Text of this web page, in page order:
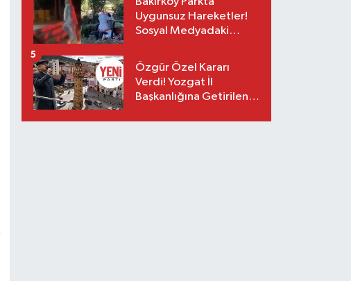
Uygunsuz Hareketler!
Sosyal Medyadaki
Gözaltı
Özgür Özel Kararı
Verdi! Yozgat İl
Başkanlığına Getirilen
5